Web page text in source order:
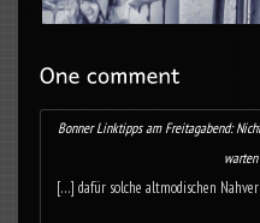
Bonner Linktipps am Freitagabend:
[…] dafür sol­che alt­mo­di­schen